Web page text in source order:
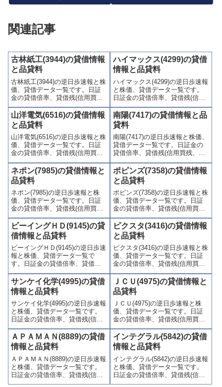
関連記事
古林紙工(3944)の貸借情報
と品貸料
古林紙工(3944)の逆日歩速報と株
価、貸借データ一覧です。日証
金の貸借倍率、貸借残(信用買
残、信用売残)、品貸料(逆日
歩)、東証の週末残高、規制(注意
喚起・申込停止)など、空売り関
連情報を集計し、図解でわかり
やすくまとめて掲載していま
す。
ハイマックス(4299)の貸借
情報と品貸料
ハイマックス(4299)の逆日歩速報
と株価、貸借データ一覧です。
日証金の貸借倍率、貸借残(信用
買残、信用売残)、品貸料(逆日
歩)、東証の週末残高、規制(注意
喚起・申込停止)など、空売り関
連情報を集計し、図解でわかり
やすくまとめて掲載していま
す。
山洋電気(6516)の貸借情報
と品貸料
山洋電気(6516)の逆日歩速報と株
価、貸借データ一覧です。日証
金の貸借倍率、貸借残(信用買
残、信用売残)、品貸料(逆日
歩)、東証の週末残高、規制(注意
喚起・申込停止)など、空売り関
連情報を集計し、図解でわかり
やすくまとめて掲載していま
す。
南陽(7417)の貸借情報と品
貸料
南陽(7417)の逆日歩速報と株価、
貸借データ一覧です。日証金の
貸借倍率、貸借残(信用買残、信
用売残)、品貸料(逆日歩)、東証
の週末残高、規制(注意喚起・申
込停止)など、空売り関連情報を
集計し、図解でわかりやすくま
とめて掲載しています。
ネポン(7985)の貸借情報と
品貸料
ネポン(7985)の逆日歩速報と株
価、貸借データ一覧です。日証
金の貸借倍率、貸借残(信用買
残、信用売残)、品貸料(逆日
歩)、東証の週末残高、規制(注意
喚起・申込停止)など、空売り関
連情報を集計し、図解でわかり
やすくまとめて掲載していま
す。
ポピンズ(7358)の貸借情報
と品貸料
ポピンズ(7358)の逆日歩速報と株
価、貸借データ一覧です。日証
金の貸借倍率、貸借残(信用買
残、信用売残)、品貸料(逆日
歩)、東証の週末残高、規制(注意
喚起・申込停止)など、空売り関
連情報を集計し、図解でわかり
やすくまとめて掲載していま
す。
ビーイングＨＤ(9145)の貸
借情報と品貸料
ビーイングＨＤ(9145)の逆日歩速
報と株価、貸借データ一覧で
す。日証金の貸借倍率、貸借残
(信用買残、信用売残)、品貸料
(逆日歩)、東証の週末残高、規制
(注意喚起・申込停止)など、空売
り関連情報を集計し、図解でわ
かりやすくまとめて掲載してい
ます。
ピクスタ(3416)の貸借情報
と品貸料
ピクスタ(3416)の逆日歩速報と株
価、貸借データ一覧です。日証
金の貸借倍率、貸借残(信用買
残、信用売残)、品貸料(逆日
歩)、東証の週末残高、規制(注意
喚起・申込停止)など、空売り関
連情報を集計し、図解でわかり
やすくまとめて掲載していま
す。
サンケイ化学(4995)の貸借
情報と品貸料
サンケイ化学(4995)の逆日歩速報
と株価、貸借データ一覧です。
日証金の貸借倍率、貸借残(信用
買残、信用売残)、品貸料(逆日
歩)、東証の週末残高、規制(注意
喚起・申込停止)など、空売り関
連情報を集計し、図解でわかり
やすくまとめて掲載していま
す。
ＪＣＵ(4975)の貸借情報と
品貸料
ＪＣＵ(4975)の逆日歩速報と株
価、貸借データ一覧です。日証
金の貸借倍率、貸借残(信用買
残、信用売残)、品貸料(逆日
歩)、東証の週末残高、規制(注意
喚起・申込停止)など、空売り関
連情報を集計し、図解でわかり
やすくまとめて掲載していま
す。
ＡＰＡＭＡＮ(8889)の貸借
情報と品貸料
ＡＰＡＭＡＮ(8889)の逆日歩速報
と株価、貸借データ一覧です。
日証金の貸借倍率、貸借残(信用
買残、信用売残)、品貸料(逆日
インテグラル(5842)の貸借
情報と品貸料
インテグラル(5842)の逆日歩速報
と株価、貸借データ一覧です。
日証金の貸借倍率、貸借残(信用
買残、信用売残)、品貸料(逆日